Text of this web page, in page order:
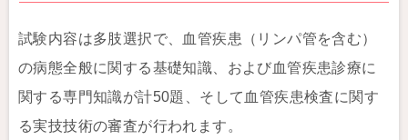
試験内容は多肢選択で、血管疾患（リンパ管を含む）
の病態全般に関する基礎知識、および血管疾患診療に
関する専門知識が計50題、そして血管疾患検査に関す
る実技技術の審査が行われます。